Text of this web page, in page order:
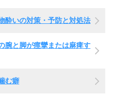
酔いの対策・予防と対処法
腕と脚が痙攣または麻痺す
む癖